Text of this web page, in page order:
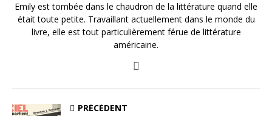
Emily est tombée dans le chaudron de la littérature quand elle
était toute petite. Travaillant actuellement dans le monde du
livre, elle est tout particulièrement férue de littérature
américaine.
PRÉCÉDENT